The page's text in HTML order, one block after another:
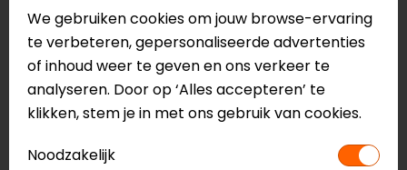
Naam
Celer V2 Handschoenen
Model
3567018
Merk
Alpinestars
Kleur
Zwart-Wit-Rood
Manchetlengte
Kort
Rijstijl
We gebruiken cookies om jouw browse-ervaring
te verbeteren, gepersonaliseerde advertenties
of inhoud weer te geven en ons verkeer te
analyseren. Door op ‘Alles accepteren’ te
klikken, stem je in met ons gebruik van cookies.
Noodzakelijk